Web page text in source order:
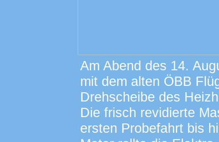
Am Abend des 14.
mit dem alten ÖBB
Drehscheibe des
Die frisch revidierte
ersten Probefahrt bis